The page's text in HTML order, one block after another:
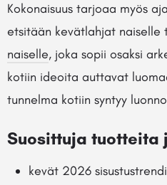
Kokonaisuus tarjoaa myös
etsitään kevätlahjat naiselle
naiselle, joka sopii osaksi
kotiin ideoita auttavat
tunnelma kotiin syntyy
Suosittuja tuotteita
kevät 2026